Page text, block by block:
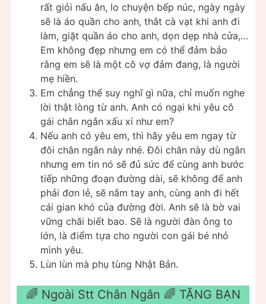
rất giỏi nấu ăn, lo chuyện bếp núc, ngày ngày
sẽ là áo quần cho anh, thắt cà vạt khi anh đi
làm, giặt quần áo cho anh, dọn dẹp nhà cửa,…
Em không đẹp nhưng em có thể đảm bảo
rằng em sẽ là một cô vợ đảm đang, là người
mẹ hiền.
Em chẳng thể suy nghĩ gì nữa, chỉ muốn nghe
lời thật lòng từ anh. Anh có ngại khi yêu cô
gái chân ngắn xấu xí như em?
Nếu anh có yêu em, thì hãy yêu em ngay từ
đôi chân ngắn này nhé. Đôi chân này dù ngắn
nhưng em tin nó sẽ đủ sức để cùng anh bước
tiếp những đoạn đường dài, sẽ không để anh
phải đơn lẻ, sẽ nắm tay anh, cùng anh đi hết
cái gian khó của đường đời. Anh sẽ là bờ vai
vững chãi biết bao. Sẽ là người đàn ông to
lớn, là điểm tựa cho người con gái bé nhỏ
mình yêu.
Lùn lùn mà phụ tùng Nhật Bản.
🌈 Ngoài Stt Chân Ngắn ️🌈 TẶNG BẠN